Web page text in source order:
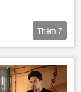
Thêm 7